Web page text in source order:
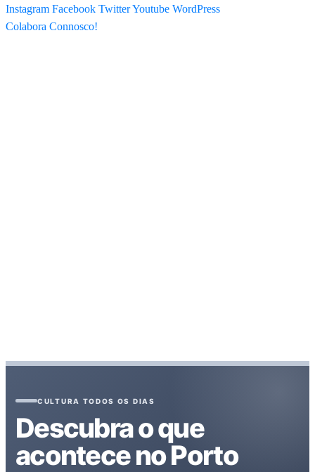
Instagram Facebook TwitterYoutube WordPress
Colabora Connosco!
CULTURA TODOS OS DIAS
Descubra o que
acontece no Porto